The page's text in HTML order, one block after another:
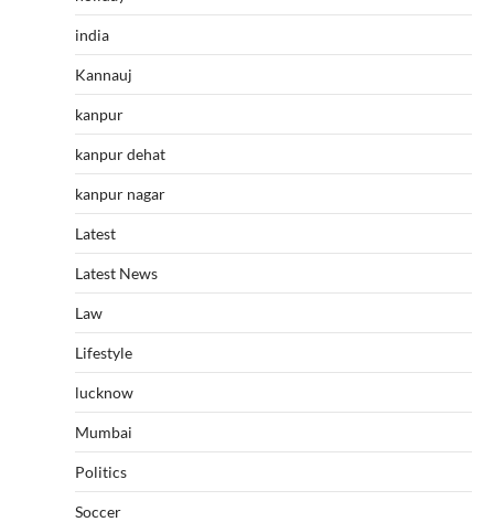
india
Kannauj
kanpur
kanpur dehat
kanpur nagar
Latest
Latest News
Law
Lifestyle
lucknow
Mumbai
Politics
Soccer